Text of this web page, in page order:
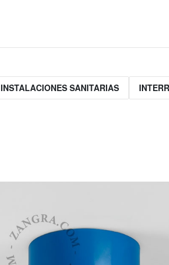
INSTALACIONES SANITARIAS